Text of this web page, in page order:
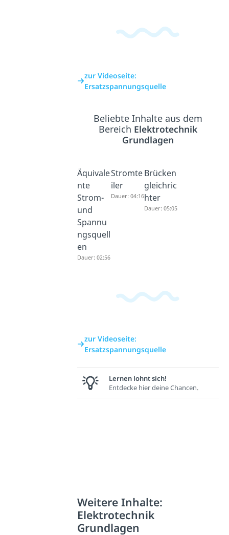
zur Videoseite:
Ersatzspannungsquelle
Beliebte Inhalte aus dem
Bereich Elektrotechnik
Grundlagen
Äquivale
nte
Strom-
und
Spannu
ngsquell
en
Dauer: 02:56
Stromte
iler
Dauer: 04:16
Brücken
gleichric
hter
Dauer: 05:05
zur Videoseite:
Ersatzspannungsquelle
Lernen lohnt sich!
Entdecke hier deine Chancen.
Weitere Inhalte:
Elektrotechnik
Grundlagen